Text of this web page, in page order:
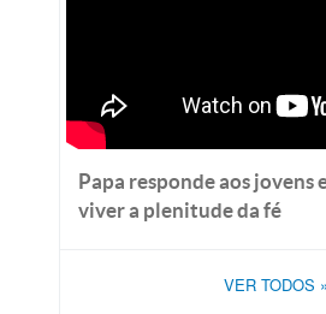
Papa responde aos jovens
viver a plenitude da fé
VER TODOS »